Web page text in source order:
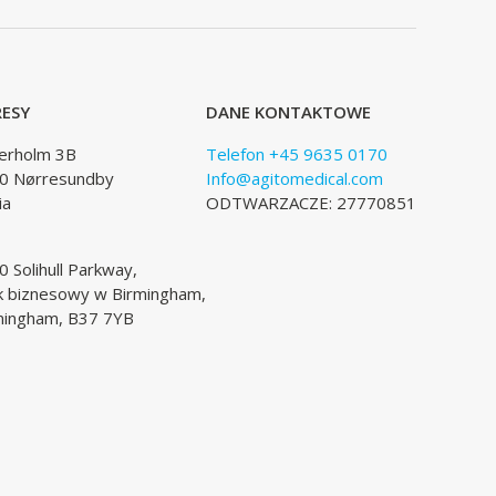
3B
Nørresundby
Solihull Parkway,
biznesowy w Birmingham,
B37 7YB
DANE KONTAKTOWE
Telefon +45 9635 0170
Info@agitomedical.com
ODTWARZACZE: 27770851